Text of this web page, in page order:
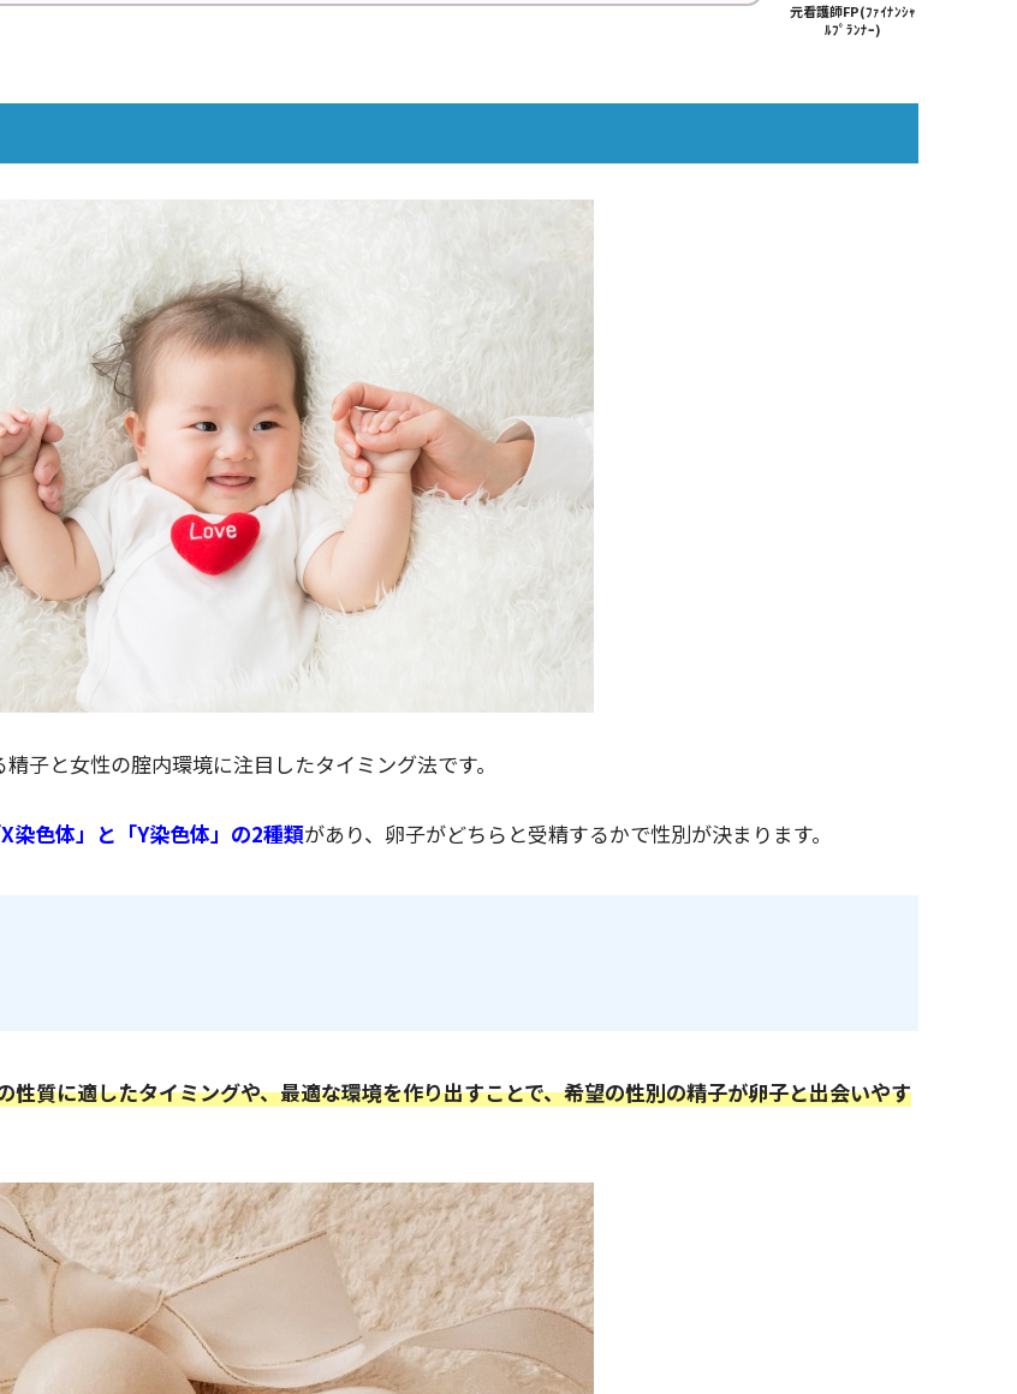
元看護師FP(ﾌｧｲﾅﾝｼｬ
ﾙﾌﾟﾗﾝﾅｰ)
子と女性の腟内環境に注目したタイミング法です。
染色体」と「Y染色体」の2種類があり、卵子がどちらと受精するかで性別が決まります。
性質に適したタイミングや、最適な環境を作り出すことで、希望の性別の精子が卵子と出会いやす